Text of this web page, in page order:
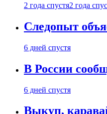
2 года спустя2 года
Следопыт
6 дней спустя
В России
6 дней спустя
Выкуп,